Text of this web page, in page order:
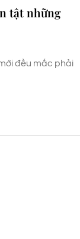
tật những
đều mắc phải